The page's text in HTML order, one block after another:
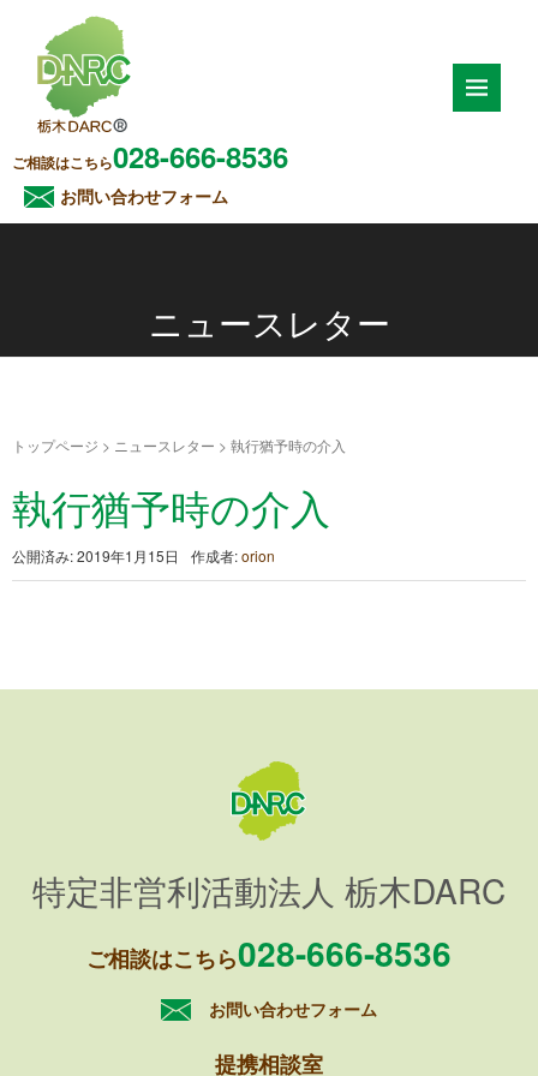
ご相談はこちら028-666-8536
お問い合わせフォーム
ニュースレター
トップページ > ニュースレター > 執行猶予時の介入
執行猶予時の介入
公開済み: 2019年1月15日 作成者:orion
特定非営利活動法人 栃木DARC
ご相談はこちら028-666-8536
お問い合わせフォーム
提携相談室